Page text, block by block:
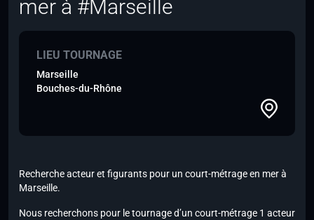
mer à #Marseille
LIEU TOURNAGE
Marseille
Bouches-du-Rhône
Recherche acteur et figurants pour un court-métrage en mer à
Marseille.
Nous recherchons pour le tournage d’un court-métrage 1 acteur